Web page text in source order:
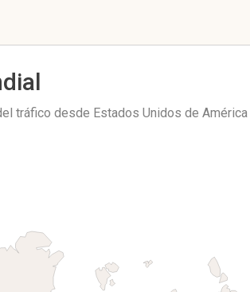
tráfico desde Estados Unidos de América